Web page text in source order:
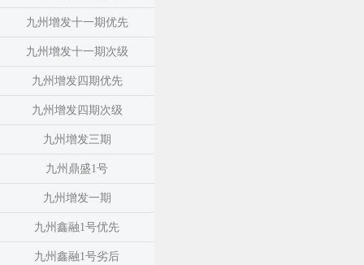
九州增发十一期优先
九州增发十一期次级
九州增发四期优先
九州增发四期次级
九州增发三期
九州鼎盛1号
九州增发一期
九州鑫融1号优先
九州鑫融1号劣后